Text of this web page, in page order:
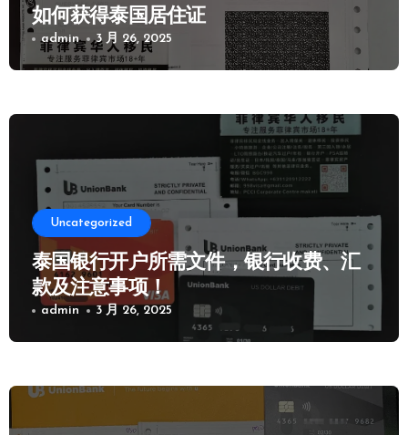
如何获得泰国居住证
admin 3 月 26, 2025
Uncategorized
泰国银行开户所需文件，银行收费、汇
款及注意事项！
admin 3 月 26, 2025